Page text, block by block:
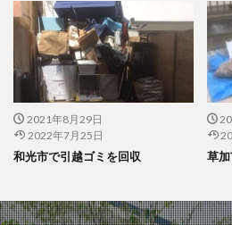
2021年8月29日
2022年7月25日
和光市で引越ゴミを回収 草